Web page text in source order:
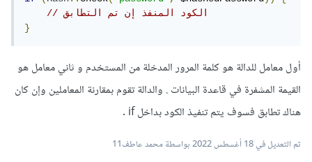
// الكود المنفذ إن تم التطابق
}
أول معامل للدالة هو كلمة المرور المدخلة من المستخدم و ثاني معامل هو
القيمة المشفرة في قاعدة البيانات . والدالة تقوم بمقارنة المعاملين وإن كان
هناك تطابق فسوف يتم تنفيذ الكود بداخل if .
تم التعديل في18 أغسطس 2022 بواسطة محمد عاطف11